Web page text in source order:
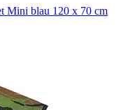
Mini blau 120 x 70 cm